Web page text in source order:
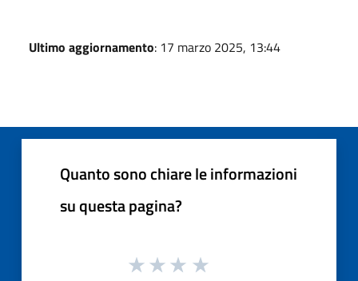
Ultimo aggiornamento: 17 marzo 2025, 13:44
Quanto sono chiare le informazioni
su questa pagina?